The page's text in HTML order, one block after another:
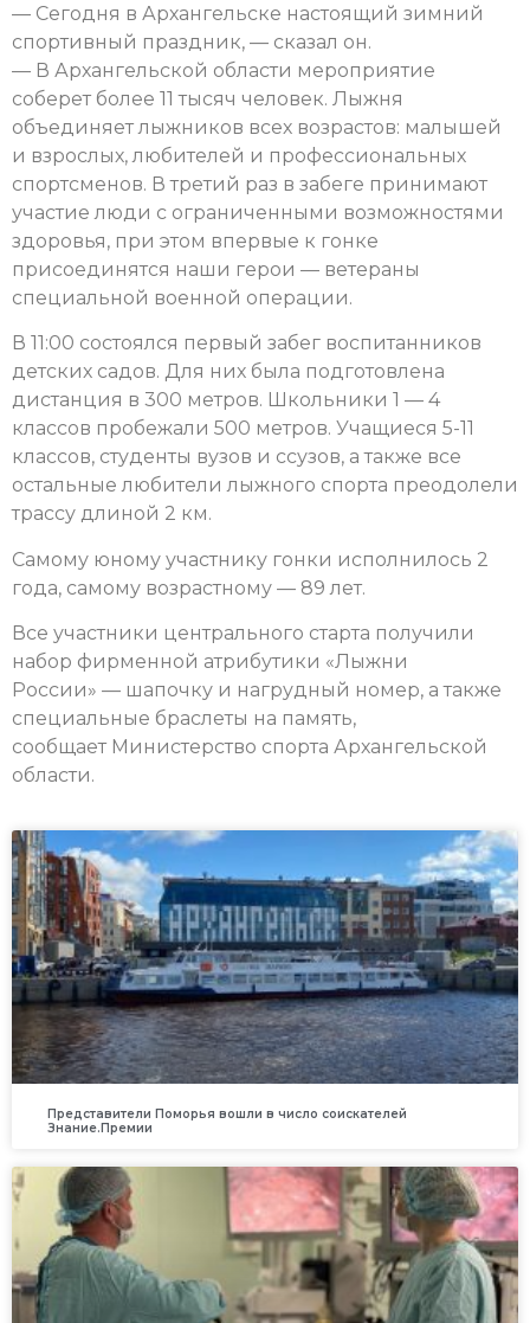
— Сегодня в Архангельске настоящий зимний
спортивный праздник, — сказал он.
— В Архангельской области мероприятие
соберет более 11 тысяч человек. Лыжня
объединяет лыжников всех возрастов: малышей
и взрослых, любителей и профессиональных
спортсменов. В третий раз в забеге принимают
участие люди с ограниченными возможностями
здоровья, при этом впервые к гонке
присоединятся наши герои — ветераны
специальной военной операции.
В 11:00 состоялся первый забег воспитанников
детских садов. Для них была подготовлена
дистанция в 300 метров. Школьники 1 — 4
классов пробежали 500 метров. Учащиеся 5-11
классов, студенты вузов и ссузов, а также все
остальные любители лыжного спорта преодолели
трассу длиной 2 км.
Самому юному участнику гонки исполнилось 2
года, самому возрастному — 89 лет.
Все участники центрального старта получили
набор фирменной атрибутики «Лыжни
России» — шапочку и нагрудный номер, а также
специальные браслеты на память,
сообщает Министерство спорта Архангельской
области.
Представители Поморья вошли в число соискателей
Знание.Премии